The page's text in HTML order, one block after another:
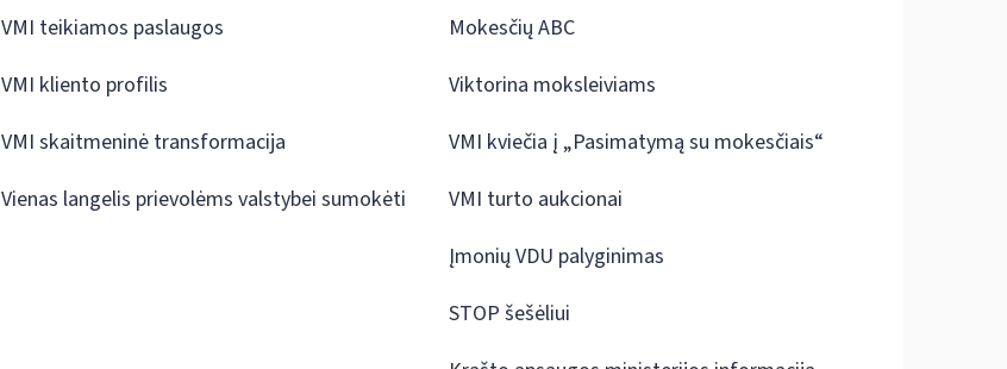
VMI teikiamos paslaugos
VMI kliento profilis
VMI skaitmeninė transformacija
Vienas langelis prievolėms valstybei sumokėti
Mokesčių ABC
Viktorina moksleiviams
VMI kviečia į „Pasimatymą su mokesčiais“
VMI turto aukcionai
Įmonių VDU palyginimas
STOP šešėliui